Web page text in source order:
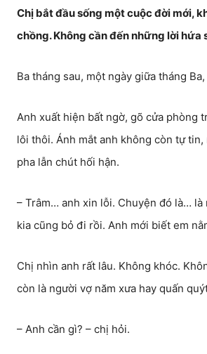
Chị bắt đầu sống một cuộc đời mới,
chồng. Không cần đến những lời hứa
Ba tháng sau, một ngày giữa tháng
Anh xuất hiện bất ngờ, gõ cửa phòng
lôi thôi. Ánh mắt anh không còn tự tin,
pha lẫn chút hối hận.
– Trâm… anh xin lỗi. Chuyện đó là… là
kia cũng bỏ đi rồi. Anh mới biết em
Chị nhìn anh rất lâu. Không khóc.
còn là người vợ năm xưa hay quấn
– Anh cần gì? – chị hỏi.